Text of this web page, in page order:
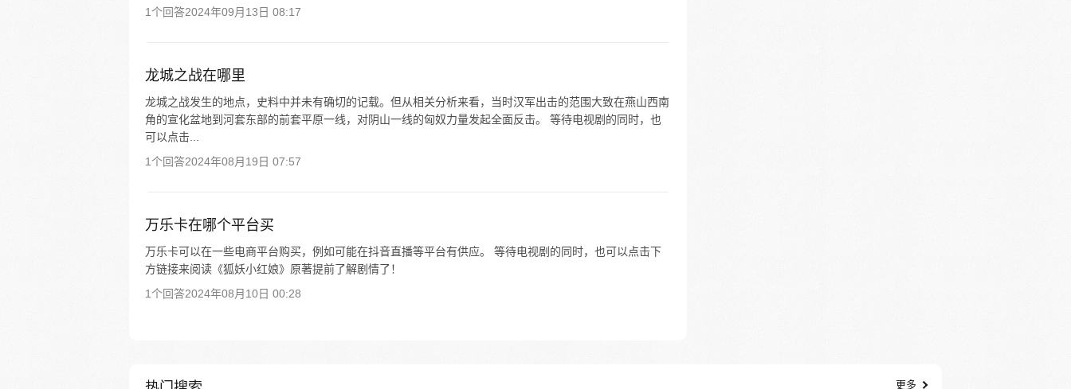
1个回答2024年09月13日 08:17
龙城之战在哪里
龙城之战发生的地点，史料中并未有确切的记载。但从相关分析来看，当时汉军出击的范围大致在燕山西南
角的宣化盆地到河套东部的前套平原一线，对阴山一线的匈奴力量发起全面反击。 等待电视剧的同时，也
可以点击...
1个回答2024年08月19日 07:57
万乐卡在哪个平台买
万乐卡可以在一些电商平台购买，例如可能在抖音直播等平台有供应。 等待电视剧的同时，也可以点击下
方链接来阅读《狐妖小红娘》原著提前了解剧情了！
1个回答2024年08月10日 00:28
更多